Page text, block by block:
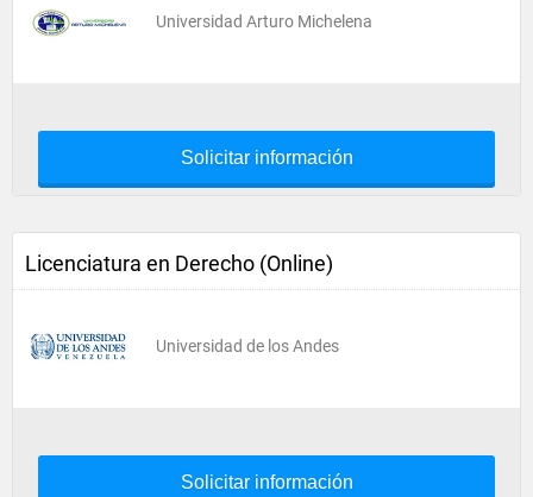
Universidad Arturo Michelena
Solicitar información
Licenciatura en Derecho (Online)
Universidad de los Andes
Solicitar información